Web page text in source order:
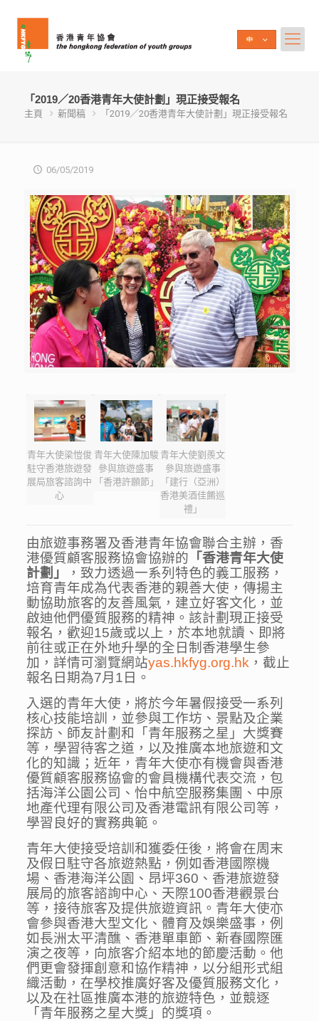
「2019／20香港青年大使計劃」現正接受報名
主頁 新聞稿 「2019／20香港青年大使計劃」現正接受報名
06/05/2019
青年大使梁愷俊
駐守香港旅遊發
展局旅客諮詢中
心
青年大使陳加駿
參與旅遊盛事
「香港許願節」
青年大使劉羨文
參與旅遊盛事
「建行（亞洲）
香港美酒佳餚巡
禮」
由旅遊事務署及香港青年協會聯合主辦，香
港優質顧客服務協會協辦的 「香港青年大使
計劃」
，致力透過一系列特色的義工服務，
培育青年成為代表香港的親善大使，傳揚主
動協助旅客的友善風氣，建立好客文化，並
啟迪他們優質服務的精神。該計劃現正接受
報名，歡迎15歲或以上，於本地就讀、即將
前往或正在外地升學的全日制香港學生參
加，詳情可瀏覽網站yas.hkfyg.org.hk ，截止
報名日期為7月1日。
入選的青年大使，將於今年暑假接受一系列
核心技能培訓，並參與工作坊、景點及企業
探訪、師友計劃和「青年服務之星」大獎賽
等，學習待客之道，以及推廣本地旅遊和文
化的知識；近年，青年大使亦有機會與香港
優質顧客服務協會的會員機構代表交流，包
括海洋公園公司、怡中航空服務集團、中原
地產代理有限公司及香港電訊有限公司等，
學習良好的實務典範。
青年大使接受培訓和獲委任後，將會在周末
及假日駐守各旅遊熱點，例如香港國際機
場、香港海洋公園、昂坪360、香港旅遊發
展局的旅客諮詢中心、天際100香港觀景台
等，接待旅客及提供旅遊資訊。青年大使亦
會參與香港大型文化、體育及娛樂盛事，例
如長洲太平清醮、香港單車節、新春國際匯
演之夜等，向旅客介紹本地的節慶活動。他
們更會發揮創意和協作精神，以分組形式組
織活動，在學校推廣好客及優質服務文化，
以及在社區推廣本港的旅遊特色，並競逐
「青年服務之星大獎」的獎項。